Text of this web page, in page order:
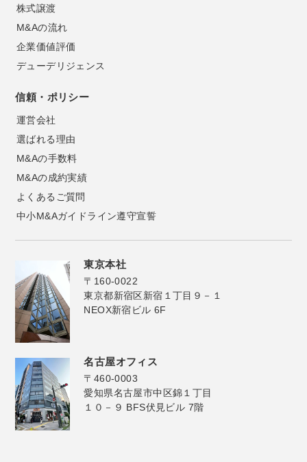
株式譲渡
M&Aの流れ
企業価値評価
デューデリジェンス
信頼・ポリシー
運営会社
選ばれる理由
M&Aの手数料
M&Aの成約実績
よくあるご質問
中小M&Aガイドライン遵守宣誓
東京本社
〒160-0022
東京都新宿区新宿１丁目９－１
NEOX新宿ビル 6F
名古屋オフィス
〒460-0003
愛知県名古屋市中区錦１丁目
１０－９ BFS伏見ビル 7階